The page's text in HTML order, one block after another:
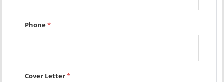
Phone*
Cover Letter*